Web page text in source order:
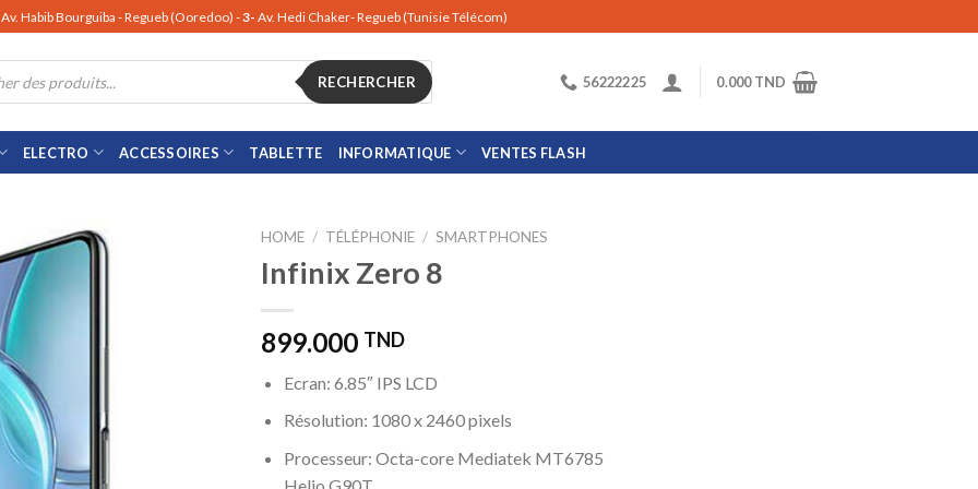
Av. Habib Bourguiba - Regueb (Ooredoo) -3- Av. Hedi Chaker- Regueb (Tunisie Télécom)
RECHERCHER 56222225 0.000TND
ELECTRO ACCESSOIRES TABLETTE INFORMATIQUE VENTES FLASH
HOME / TÉLÉPHONIE / SMARTPHONES
Infinix Zero 8
899.000 TND
Ecran: 6.85″ IPS LCD
Résolution: 1080 x 2460 pixels
Processeur: Octa-core Mediatek MT6785